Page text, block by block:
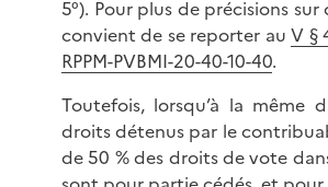
5°). Pour plus de précisions
convient de se reporter auV §
RPPM-PVBMI-20-40-10-40.
Toutefois, lorsqu’à la même
droits détenus par le
de 50 % des droits de vote